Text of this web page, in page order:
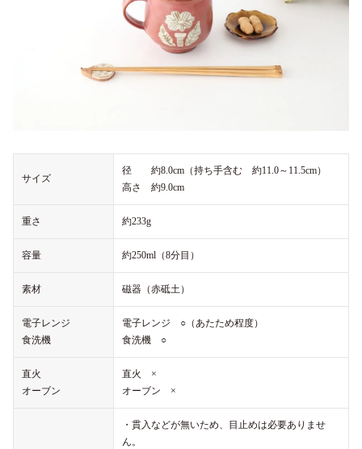
サイズ
径 約8.0cm（持ち手含む 約11.0～11.5cm）
高さ 約9.0cm
重さ 約233g
容量 約250ml（8分目）
素材 磁器（赤砥土）
電子レンジ
食洗機
電子レンジ ○（あたため程度）
食洗機 ○
直火
オーブン
直火 ×
オーブン ×
・貫入などが無いため、目止めは必要ありませ
ん。